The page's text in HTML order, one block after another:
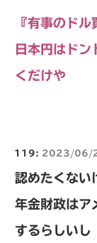
『有事のドル
日本円はドン
くだけや
119: 2023/06/
認めたくない
年金財政はア
するらしいし